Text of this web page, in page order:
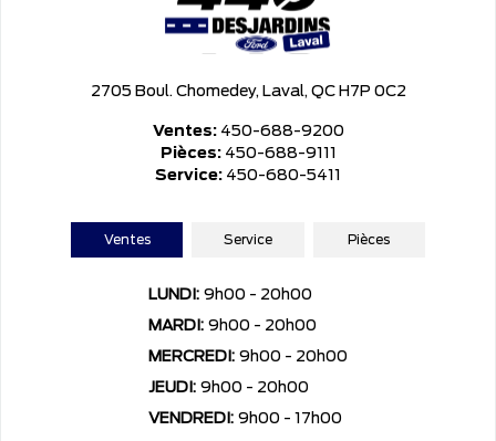
2705 Boul. Chomedey, Laval, QC H7P 0C2
Ventes: 450-688-9200
Pièces: 450-688-9111
Service: 450-680-5411
Ventes Service Pièces
LUNDI: 9h00 - 20h00
MARDI: 9h00 - 20h00
MERCREDI: 9h00 - 20h00
JEUDI: 9h00 - 20h00
VENDREDI: 9h00 - 17h00